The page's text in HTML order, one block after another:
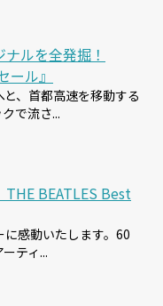
ルを全発掘！
ール』
、首都高速を移動する
で流さ...
BEATLES Best
感動いたします。60
ティ...